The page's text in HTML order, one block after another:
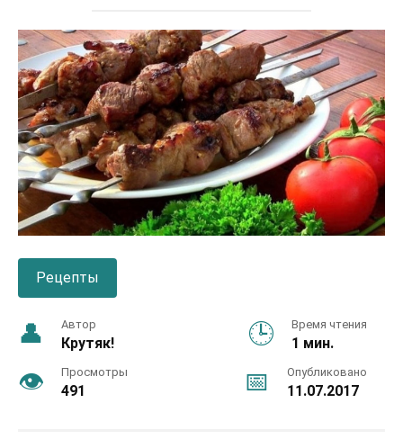
Рецепты
Автор
Крутяк!
Время чтения
1 мин.
Просмотры
491
Опубликовано
11.07.2017